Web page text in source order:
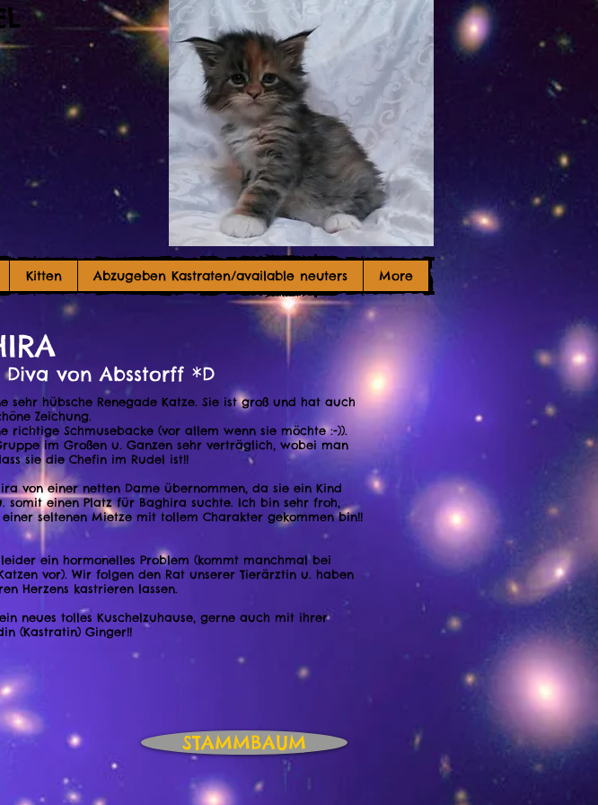
Kitten Abzugeben Kastraten/available neuters More
Diva von Absstorff *D
sehr hübsche Renegade Katze. Sie ist groß und hat auch
Zeichung.
richtige Schmusebacke (vor allem wenn sie möchte :-)).
im Großen u. Ganzen sehr verträglich, wobei man
sie die Chefin im Rudel ist!!
von einer netten Dame übernommen, da sie ein Kind
somit einen Platz für Baghira suchte. Ich bin sehr froh,
seltenen Mietze mit tollem Charakter gekommen bin!!
ein hormonelles Problem (kommt manchmal bei
vor). Wir folgen den Rat unserer Tierärztin u. haben
Herzens kastrieren lassen.
neues tolles Kuschelzuhause, gerne auch mit ihrer
(Kastratin) Ginger!!
STAMMBAUM